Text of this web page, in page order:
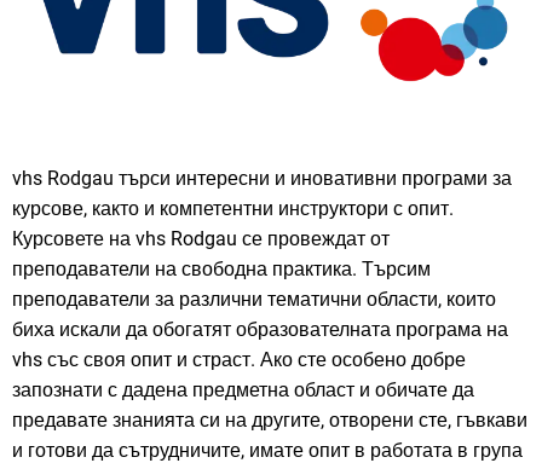
vhs Rodgau търси интересни и иновативни програми за
курсове, както и компетентни инструктори с опит.
Курсовете на vhs Rodgau се провеждат от
преподаватели на свободна практика. Търсим
преподаватели за различни тематични области, които
биха искали да обогатят образователната програма на
vhs със своя опит и страст. Ако сте особено добре
запознати с дадена предметна област и обичате да
предавате знанията си на другите, отворени сте, гъвкави
и готови да сътрудничите, имате опит в работата в група